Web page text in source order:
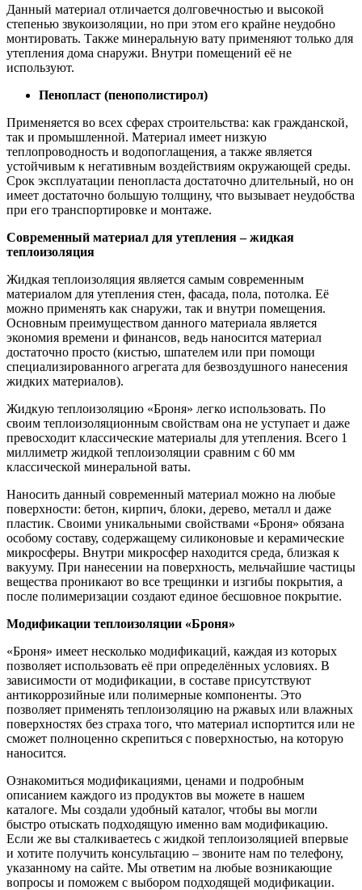
Данный материал отличается долговечностью и высокой
степенью звукоизоляции, но при этом его крайне неудобно
монтировать. Также минеральную вату применяют только для
утепления дома снаружи. Внутри помещений её не
используют.
Пенопласт (пенополистирол)
Применяется во всех сферах строительства: как гражданской,
так и промышленной. Материал имеет низкую
теплопроводность и водопоглащения, а также является
устойчивым к негативным воздействиям окружающей среды.
Срок эксплуатации пенопласта достаточно длительный, но он
имеет достаточно большую толщину, что вызывает неудобства
при его транспортировке и монтаже.
Современный материал для утепления – жидкая
теплоизоляция
Жидкая теплоизоляция является самым современным
материалом для утепления стен, фасада, пола, потолка. Её
можно применять как снаружи, так и внутри помещения.
Основным преимуществом данного материала является
экономия времени и финансов, ведь наносится материал
достаточно просто (кистью, шпателем или при помощи
специализированного агрегата для безвоздушного нанесения
жидких материалов).
Жидкую теплоизоляцию «Броня» легко использовать. По
своим теплоизоляционным свойствам она не уступает и даже
превосходит классические материалы для утепления. Всего 1
миллиметр жидкой теплоизоляции сравним с 60 мм
классической минеральной ваты.
Наносить данный современный материал можно на любые
поверхности: бетон, кирпич, блоки, дерево, металл и даже
пластик. Своими уникальными свойствами «Броня» обязана
особому составу, содержащему силиконовые и керамические
микросферы. Внутри микросфер находится среда, близкая к
вакууму. При нанесении на поверхность, мельчайшие частицы
вещества проникают во все трещинки и изгибы покрытия, а
после полимеризации создают единое бесшовное покрытие.
Модификации теплоизоляции «Броня»
«Броня» имеет несколько модификаций, каждая из которых
позволяет использовать её при определённых условиях. В
зависимости от модификации, в составе присутствуют
антикоррозийные или полимерные компоненты. Это
позволяет применять теплоизоляцию на ржавых или влажных
поверхностях без страха того, что материал испортится или не
сможет полноценно скрепиться с поверхностью, на которую
наносится.
Ознакомиться модификациями, ценами и подробным
описанием каждого из продуктов вы можете в нашем
каталоге. Мы создали удобный каталог, чтобы вы могли
быстро отыскать подходящую именно вам модификацию.
Если же вы сталкиваетесь с жидкой теплоизоляцией впервые
и хотите получить консультацию – звоните нам по телефону,
указанному на сайте. Мы ответим на любые возникающие
вопросы и поможем с выбором подходящей модификации.